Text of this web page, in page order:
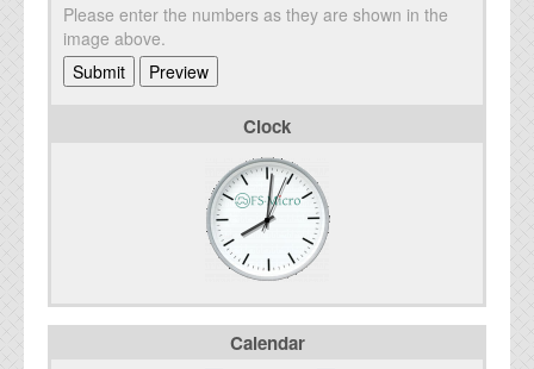
Please enter the numbers as they are shown in the
image above.
Clock
Calendar